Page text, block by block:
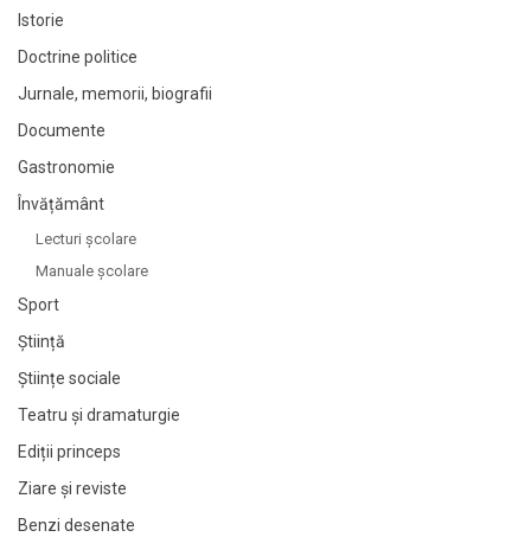
Istorie
Doctrine politice
Jurnale, memorii, biografii
Documente
Gastronomie
Învățământ
Lecturi şcolare
Manuale şcolare
Sport
Știință
Științe sociale
Teatru și dramaturgie
Ediții princeps
Ziare şi reviste
Benzi desenate